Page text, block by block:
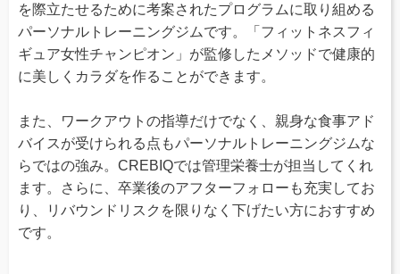
を際立たせるために考案されたプログラムに取り組める
パーソナルトレーニングジムです。「フィットネスフィ
ギュア女性チャンピオン」が監修したメソッドで健康的
に美しくカラダを作ることができます。
また、ワークアウトの指導だけでなく、親身な食事アド
バイスが受けられる点もパーソナルトレーニングジムな
らではの強み。CREBIQでは管理栄養士が担当してくれ
ます。さらに、卒業後のアフターフォローも充実してお
り、リバウンドリスクを限りなく下げたい方におすすめ
です。